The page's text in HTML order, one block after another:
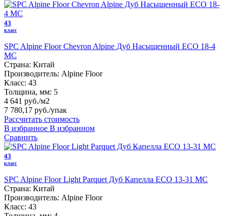
43
класс
SPC Alpine Floor Chevron Alpine Дуб Насыщенный ECO 18-4
MC
Страна: Китай
Производитель: Alpine Floor
Класс: 43
Толщина, мм: 5
4 641 руб./м2
7 780,17 руб./упак
Рассчитать стоимость
В избранное В избранном
Сравнить
43
класс
SPC Alpine Floor Light Parquet Дуб Капелла ЕСО 13-31 MC
Страна: Китай
Производитель: Alpine Floor
Класс: 43